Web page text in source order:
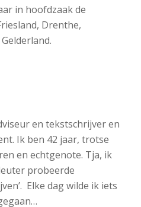
in hoofdzaak de
Drenthe,
en tekstschrijver en
Ik ben 42 jaar, trotse
en echtgenote. Tja, ik
probeerde
Elke dag wilde ik iets